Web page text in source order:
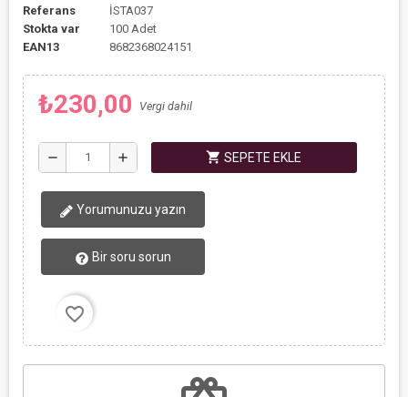
Referans
İSTA037
Stokta var
100 Adet
EAN13
8682368024151
₺230,00 Vergi dahil
remove add shopping_cart SEPETE EKLE
Yorumunuzu yazın
Bir soru sorun
favorite_border